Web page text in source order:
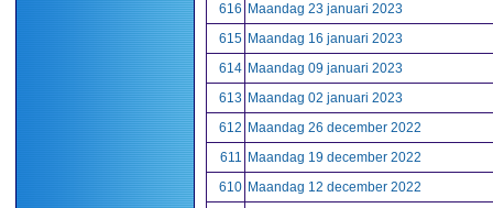
616 Maandag 23 januari 2023
615 Maandag 16 januari 2023
614 Maandag 09 januari 2023
613 Maandag 02 januari 2023
612 Maandag 26 december 2022
611 Maandag 19 december 2022
610 Maandag 12 december 2022